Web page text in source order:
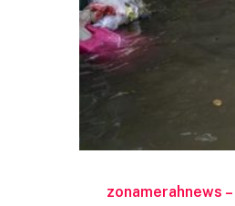
zonamerahnews –